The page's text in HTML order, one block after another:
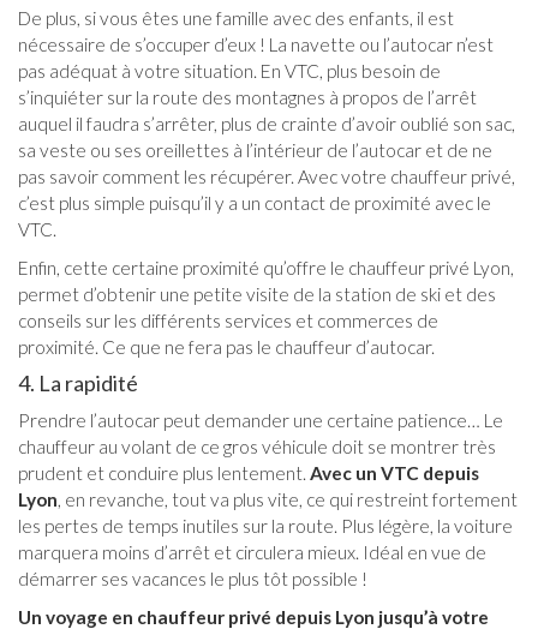
De plus, si vous êtes une famille avec des enfants, il est
nécessaire de s’occuper d’eux ! La navette ou l’autocar n’est
pas adéquat à votre situation. En VTC, plus besoin de
s’inquiéter sur la route des montagnes à propos de l’arrêt
auquel il faudra s’arrêter, plus de crainte d’avoir oublié son sac,
sa veste ou ses oreillettes à l’intérieur de l’autocar et de ne
pas savoir comment les récupérer. Avec votre chauffeur privé,
c’est plus simple puisqu’il y a un contact de proximité avec le
VTC.
Enfin, cette certaine proximité qu’offre le chauffeur privé Lyon,
permet d’obtenir une petite visite de la station de ski et des
conseils sur les différents services et commerces de
proximité. Ce que ne fera pas le chauffeur d’autocar.
4. La rapidité
Prendre l’autocar peut demander une certaine patience… Le
chauffeur au volant de ce gros véhicule doit se montrer très
prudent et conduire plus lentement. Avec un VTC depuis
Lyon , en revanche, tout va plus vite, ce qui restreint fortement
les pertes de temps inutiles sur la route. Plus légère, la voiture
marquera moins d’arrêt et circulera mieux. Idéal en vue de
démarrer ses vacances le plus tôt possible !
Un voyage en chauffeur privé depuis Lyon jusqu’à votre